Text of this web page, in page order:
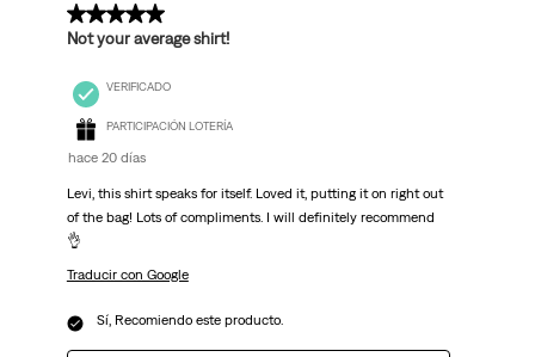
5 de 5 estrellas.
Not your average shirt!
VERIFICADO
PARTICIPACIÓN LOTERÍA
hace 20 días
Levi, this shirt speaks for itself. Loved it, putting it on right out
of the bag! Lots of compliments. I will definitely recommend
👌
Traducir con Google
Sí, Recomiendo este producto.